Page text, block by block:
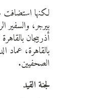
لكنها استضافت
بيرجر، والسفير
أذربيجان
بالقاهرة،
الصحفيين.
لجنة القيد